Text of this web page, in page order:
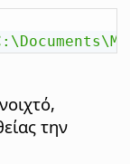
την